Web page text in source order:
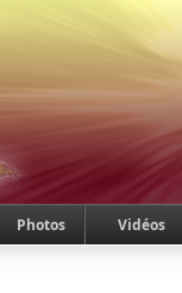
Photos Vidéos